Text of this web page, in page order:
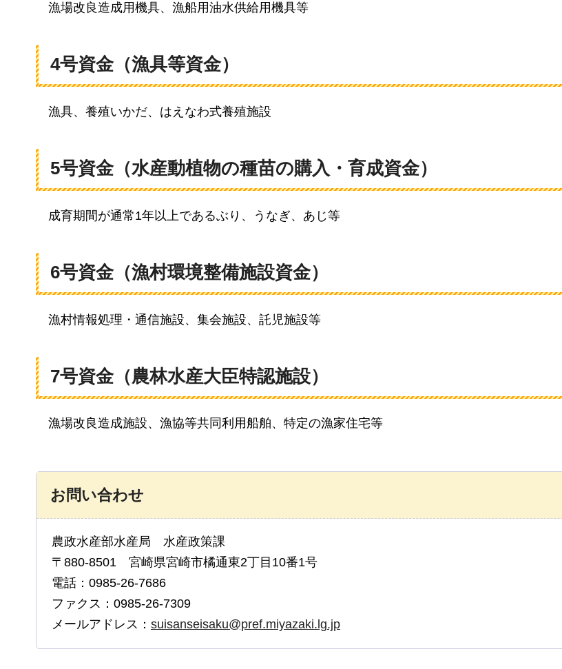
漁場改良造成用機具、漁船用油水供給用機具等
4号資金（漁具等資金）
漁具、 養殖いかだ、はえなわ式養殖施設
5号資金（水産動植物の種苗の購入・育成資金）
成育期間が通常1年以上であるぶり、うなぎ、あじ等
6号資金（漁村環境整備施設資金）
漁村情報処理・通信施設、集会施設、託児施設等
7号資金（農林水産大臣特認施設）
漁場改良造成施設、漁協等共同利用船舶、特定の漁家住宅等
お問い合わせ
農政水産部水産局 水産政策課
〒880-8501 宮崎県宮崎市橘通東2丁目10番1号
電話：0985-26-7686
ファクス：0985-26-7309
メールアドレス： suisanseisaku@pref.miyazaki.lg.jp